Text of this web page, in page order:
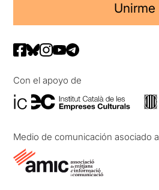
Unirme
Con el apoyo de
Medio de comunicación asociado a